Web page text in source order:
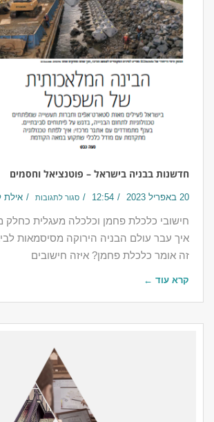
חדשנות בבניה בישראל – פוטנציאל וחסמים
20 באפריל 2023 12:54 סגור לתגובות אילת
חישובי כלכלת פחמן וכלכלה מעגלית כחלק
איך עבר עולם הבניה הירוקה מסיסמאות
זה אומר כלכלת פחמן? איזה חישובים
קרא עוד ←